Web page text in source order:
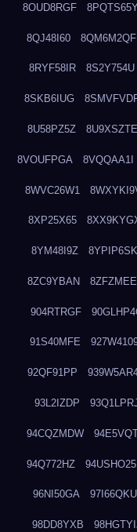
8OUD8RGF 8PQTS65Y
8QJ48I60 8QM6M2QF
8RYF58IR 8S2Y754U
8SKB6IUG
8U58PZ5Z 8U9XSZTE
8VOUFPGA 8VQQAA1I
8WVC26W1
8XP25X65
8YM48I9Z 8YPIP6SK
8ZC9YBAN
904RTRGF
91S40MFE
92QF91PP
93L2IZDP
94CQZMDW
94Q772HZ 94USHO25
96NI50GA 97I66QKU
98DD8YXB